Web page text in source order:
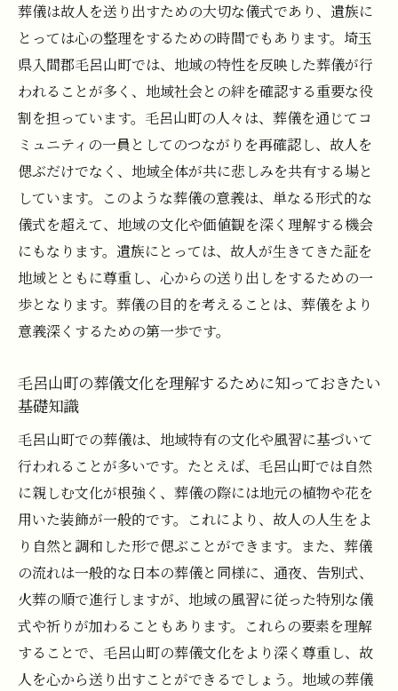
地域の伝統を取り入れた葬儀スタイルの選
択
毛呂山町の自然を生かした葬儀演出アイデ
ア
遺族に寄り添う柔軟なプランの活用法
地域住民との絆を深める葬儀の工夫
毛呂山町での葬儀で大切にしたい思い出作
りの要素
故人を偲ぶ毛呂山町の葬儀で絶対に知っておき
たいポイント
葬儀の準備で押さえておきたい基本事項
宗教や信仰に基づく葬儀の進め方
参列者への心配りとマナーのポイント
最後の別れを大切にするための心得
心に寄り添う毛呂山町の葬儀プランが持つ特長
とその魅力
地域密着型の葬儀プランが持つ利点
毛呂山町の葬儀で選ばれる人気の演出
遺族の希望に合わせたカスタマイズの方法
毛呂山町の葬儀社が提供する安心のサポー
ト
葬儀は故人を送り出すための大切な儀式であり、遺族に
とっては心の整理をするための時間でもあります。埼玉
県入間郡毛呂山町では、地域の特性を反映した葬儀が行
われることが多く、地域社会との絆を確認する重要な役
割を担っています。毛呂山町の人々は、葬儀を通じてコ
ミュニティの一員としてのつながりを再確認し、故人を
偲ぶだけでなく、地域全体が共に悲しみを共有する場と
しています。このような葬儀の意義は、単なる形式的な
儀式を超えて、地域の文化や価値観を深く理解する機会
にもなります。遺族にとっては、故人が生きてきた証を
地域とともに尊重し、心からの送り出しをするための一
歩となります。葬儀の目的を考えることは、葬儀をより
意義深くするための第一歩です。
毛呂山町の葬儀文化を理解するために知っておきたい
基礎知識
毛呂山町での葬儀は、地域特有の文化や風習に基づいて
行われることが多いです。たとえば、毛呂山町では自然
に親しむ文化が根強く、葬儀の際には地元の植物や花を
用いた装飾が一般的です。これにより、故人の人生をよ
り自然と調和した形で偲ぶことができます。また、葬儀
の流れは一般的な日本の葬儀と同様に、通夜、告別式、
火葬の順で進行しますが、地域の風習に従った特別な儀
式や祈りが加わることもあります。これらの要素を理解
することで、毛呂山町の葬儀文化をより深く尊重し、故
人を心から送り出すことができるでしょう。地域の葬儀